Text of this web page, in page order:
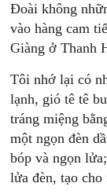
Đoài không
vào hàng cam
Giàng ở Thanh
Tôi nhớ lại có
lạnh, gió tê tê
tráng miệng
một ngọn đèn
bóp và ngọn
lửa đèn, tạo